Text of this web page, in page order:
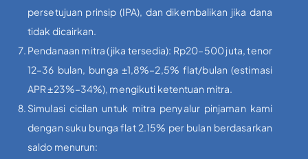
persetujuan prinsip (IPA), dan dikembalikan jika dana
tidak dicairkan.
Pendanaan mitra (jika tersedia): Rp20–500 juta, tenor
12–36 bulan, bunga ±1,8%–2,5% flat/bulan (estimasi
APR ±23%–34%), mengikuti ketentuan mitra.
Simulasi cicilan untuk mitra penyalur pinjaman kami
dengan suku bunga flat 2.15% per bulan berdasarkan
saldo menurun: